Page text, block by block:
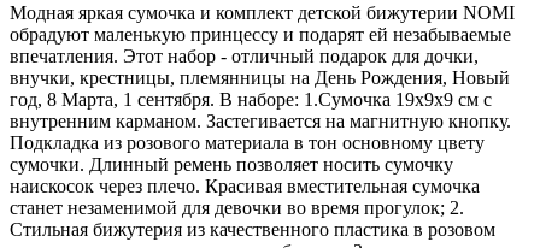
Модная яркая сумочка и комплект детской бижутерии NOMI
обрадуют маленькую принцессу и подарят ей незабываемые
впечатления. Этот набор - отличный подарок для дочки,
внучки, крестницы, племянницы на День Рождения, Новый
год, 8 Марта, 1 сентября. В наборе: 1.Сумочка 19х9х9 см с
внутренним карманом. Застегивается на магнитную кнопку.
Подкладка из розового материала в тон основному цвету
сумочки. Длинный ремень позволяет носить сумочку
наискосок через плечо. Красивая вместительная сумочка
станет незаменимой для девочки во время прогулок; 2.
Стильная бижутерия из качественного пластика в розовом